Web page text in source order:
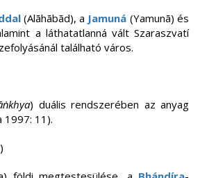
(Alāhābād), a Jamuná (Yamunā) és
a láthatatlanná vált Szaraszvatí
található város.
) duális rendszerében az anyag
1997: 11).
)